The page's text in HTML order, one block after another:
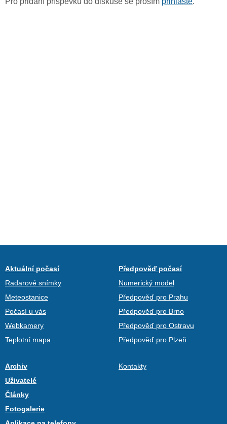
Aktuální počasí
Radarové snímky
Meteostanice
Počasí u vás
Webkamery
Teplotní mapa
Předpověď počasí
Numerický model
Předpověď pro Prahu
Předpověď pro Brno
Předpověď pro Ostravu
Předpověď pro Plzeň
Archiv
Uživatelé
Články
Fotogalerie
Kontakty